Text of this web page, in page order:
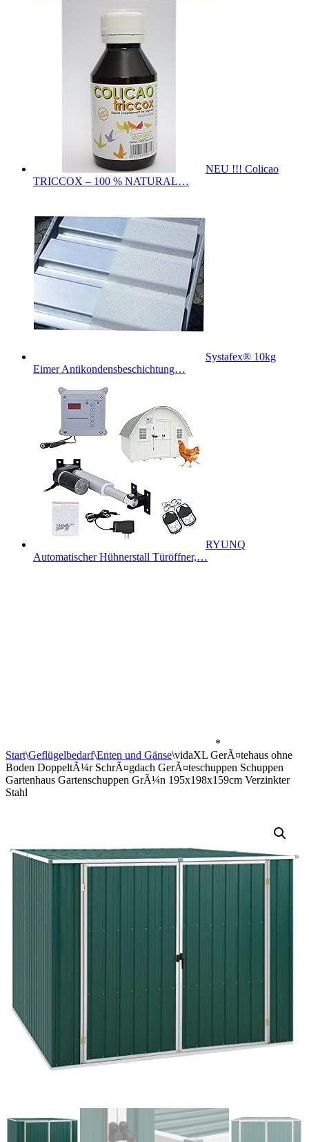
NEU !!! Colicao
TRICCOX – 100 % NATURAL…
Systafex® 10kg
Eimer Antikondensbeschichtung…
RYUNQ
Automatischer Hühnerstall Türöffner,…
*
Start\Geflügelbedarf\Enten und Gänse\vidaXL GerÃ¤tehaus ohne
Boden DoppeltÃ¼r SchrÃ¤gdach GerÃ¤teschuppen Schuppen
Gartenhaus Gartenschuppen GrÃ¼n 195x198x159cm Verzinkter
Stahl